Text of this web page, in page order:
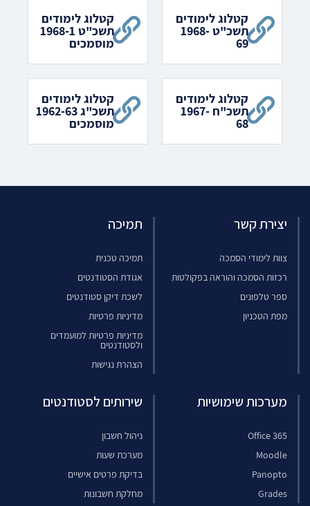
קטלוג לימודים
תשכ"ט 1968-
69
קטלוג לימודים
תשכ"ט 1968-1
מוסמכים
קטלוג לימודים
תשכ"ח 1967-
68
קטלוג לימודים
תשכ"ג 1962-63
מוסמכים
יצירת קשר
צוות לימודי הסמכה
רכזות הסמכה והוראה בפקולטות
ספר טלפונים
מפת הטכניון
תמיכה
תמיכה טכנית
אגודת הסטודנטים
לשכת דיקן סטודנטים
מדיניות פרטיות
מדיניות פרטיות למועמדים
ולסטודנטים
הצהרת נגישות
מערכות שימושיות
Office 365
Moodle
Panopto
Grades
שירותים לסטודנטים
ניהול חשבון
מערכת שעות
בדיקת פרטים אישיים
מחלקת חשבונות